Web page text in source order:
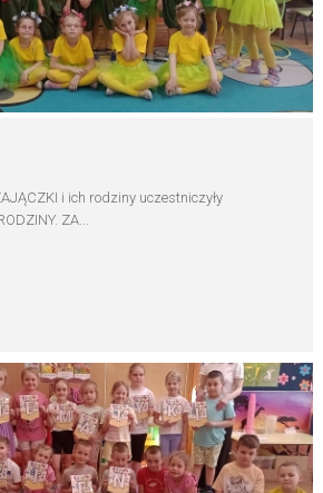
i ich rodziny uczestniczyły
ZA...